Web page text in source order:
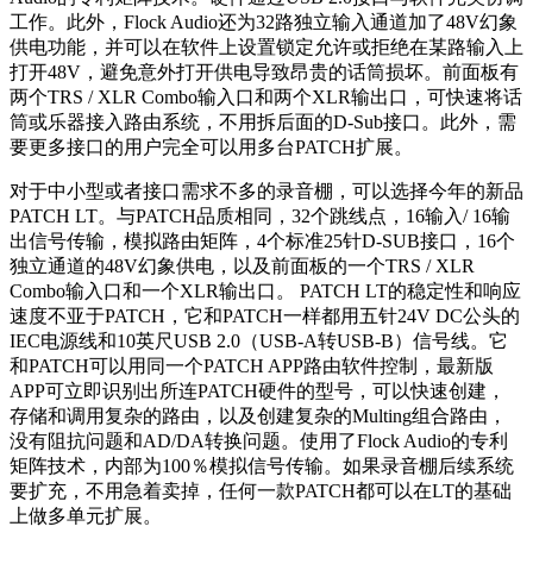
工作。此外，Flock Audio还为32路独立输入通道加了48V幻象
供电功能，并可以在软件上设置锁定允许或拒绝在某路输入上
打开48V，避免意外打开供电导致昂贵的话筒损坏。前面板有
两个TRS / XLR Combo输入口和两个XLR输出口，可快速将话
筒或乐器接入路由系统，不用拆后面的D-Sub接口。此外，需
要更多接口的用户完全可以用多台PATCH扩展。
对于中小型或者接口需求不多的录音棚，可以选择今年的新品
PATCH LT。与PATCH品质相同，32个跳线点，16输入/ 16输
出信号传输，模拟路由矩阵，4个标准25针D-SUB接口，16个
独立通道的48V幻象供电，以及前面板的一个TRS / XLR
Combo输入口和一个XLR输出口。 PATCH LT的稳定性和响应
速度不亚于PATCH，它和PATCH一样都用五针24V DC公头的
IEC电源线和10英尺USB 2.0（USB-A转USB-B）信号线。它
和PATCH可以用同一个PATCH APP路由软件控制，最新版
APP可立即识别出所连PATCH硬件的型号，可以快速创建，
存储和调用复杂的路由，以及创建复杂的Multing组合路由，
没有阻抗问题和AD/DA转换问题。使用了Flock Audio的专利
矩阵技术，内部为100％模拟信号传输。如果录音棚后续系统
要扩充，不用急着卖掉，任何一款PATCH都可以在LT的基础
上做多单元扩展。